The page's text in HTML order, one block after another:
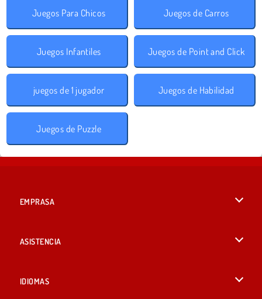
Juegos Para Chicos Juegos de Carros
Juegos Infantiles Juegos de Point and Click
juegos de 1 jugador Juegos de Habilidad
Juegos de Puzzle
EMPRASA
ASISTENCIA
IDIOMAS